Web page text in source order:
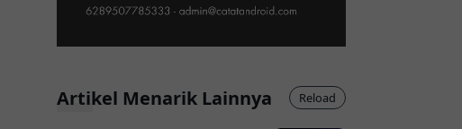
Artikel Menarik Lainnya Reload